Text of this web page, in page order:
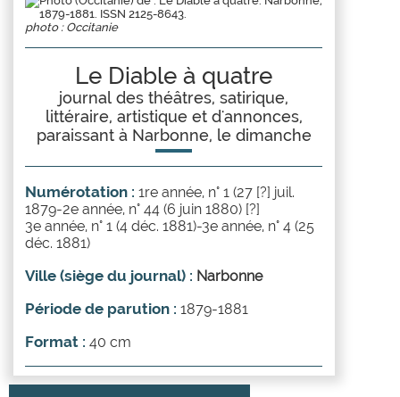
photo : Occitanie
Le Diable à quatre
journal des théâtres, satirique,
littéraire, artistique et d'annonces,
paraissant à Narbonne, le dimanche
Numérotation : 1re année, n° 1 (27 [?] juil.
1879-2e année, n° 44 (6 juin 1880) [?]
3e année, n° 1 (4 déc. 1881)-3e année, n° 4 (25
déc. 1881)
Ville (siège du journal) : Narbonne
Période de parution : 1879-1881
Format : 40 cm